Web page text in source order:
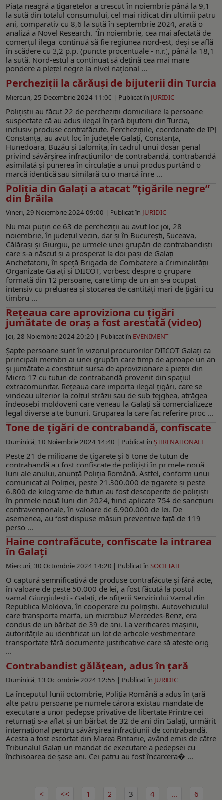
Piaţa neagră a ţigaretelor a crescut în noiembrie până la 9,1
la sută din totalul consumului, cel mai ridicat din ultimii patru
ani, comparativ cu 8,6 la sută în septembrie 2024, arată o
analiză a Novel Research. "În noiembrie, cea mai afectată de
comerţul ilegal continuă să fie regiunea nord-est, deşi se află
în scădere cu 3,2 p.p. (puncte procentuale - n.r.), până la 18,1
la sută. Nord-estul a continuat să deţină cea mai mare
pondere a pieţei negre la nivel naţional ...
Percheziții la cărăuși de bijuterii din Turcia
Miercuri, 25 Decembrie 2024 11:00 | Publicat în JURIDIC
Polițiștii au făcut 22 de percheziții domiciliare la persoane
suspectate că au adus ilegal în țară bijuterii din Turcia,
inclusiv produse contrafăcute. Perchezițiile, coordonate de IPJ
Constanța, au avut loc în județele Galaţi, Constanța,
Hunedoara, Buzău şi Ialomița, în cadrul unui dosar penal
privind săvârșirea infracțiunilor de contrabandă, contrabandă
asimilată și punerea în circulație a unui produs purtând o
marcă identică sau similară cu o marcă înre ...
Poliția din Galați a atacat ”țigările negre”
din Brăila
Vineri, 29 Noiembrie 2024 09:00 | Publicat în JURIDIC
Nu mai puțin de 63 de percheziții au avut loc joi, 28
noiembrie, în județul vecin, dar și în București, Suceava,
Călărași și Giurgiu, pe urmele unei grupări de contrabandiști
care s-a născut și a prosperat la doi pași de Galați
Anchetatorii, în speță Brigada de Combatere a Criminalității
Organizate Galați și DIICOT, vorbesc despre o grupare
formată din 12 persoane, care timp de un an s-a ocupat
intensiv cu preluarea și stocarea de cantități mari de țigări cu
timbru ...
Rețeaua care aproviziona cu țigări
jumătate de oraș a fost arestată (video)
Joi, 28 Noiembrie 2024 20:20 | Publicat în EVENIMENT
Șapte persoane sunt în vizorul procurorilor DIICOT Galați ca
principali membri ai unei grupări care timp de aproape un an
și jumătate a constituit sursa de aprovizionare a pieței din
Micro 17 cu tutun de contrabandă provenit din spațiul
extracomunitar. Rețeaua care importa ilegal țigări, care se
vindeau ulterior la colțul străzii sau de sub tejghea, atrăgea
îndeosebi moldoveni care veneau la Galați să comercializeze
legal diverse alte bunuri. Gruparea la care fac referire proc ...
Tone de țigări de contrabandă, confiscate
Duminică, 10 Noiembrie 2024 14:40 | Publicat în ŞTIRI NAŢIONALE
Peste 21 de milioane de ţigarete şi 6 tone de tutun de
contrabandă au fost confiscate de poliţişti în primele nouă
luni ale anului, anunţă Poliţia Română. Astfel, conform unui
comunicat al Poliţiei, peste 21.300.000 de ţigarete şi peste
6.800 de kilograme de tutun au fost descoperite de poliţişti
în primele nouă luni din 2024, fiind aplicate 754 de sancţiuni
contravenţionale, în valoare de 6.900.000 de lei. De
asemenea, au fost dispuse măsuri preventive faţă de 119
perso ...
Haine contrafăcute, confiscate la intrarea
în Galaţi
Miercuri, 30 Octombrie 2024 14:20 | Publicat în SOCIETATE
O captură semnificativă de produse contrafăcute și fără acte,
în valoare de peste 50.000 de lei, a fost făcută la postul
vamal Giurgiulești - Galați, de ofițerii Serviciului Vamal din
Republica Moldova, în cooperare cu poliţiştii. Autovehiculul
care transporta marfa, un microbuz Mercedes-Benz, era
condus de un bărbat de 39 de ani. La verificarea maşinii,
autoritățile au identificat un lot de articole vestimentare
transportate fără documente justificative care să ateste orig
...
Contrabandist gălăţean, adus în ţară
Duminică, 13 Octombrie 2024 12:55 | Publicat în JURIDIC
La începutul lunii octombrie, Poliția Română a adus în țară
alte patru persoane pe numele cărora existau mandate de
executare a unor pedepse privative de libertate Printre cei
returnaţi s-a aflat şi un bărbat de 32 de ani din Galați, urmărit
internațional pentru săvârșirea infracțiunii de contrabandă.
Acesta a fost escortat din Marea Britanie, având emis de către
Tribunalul Galați un mandat de executare a pedepsei cu
închisoarea de şase ani. Cei patru au fost încarcera� ...
1 2 3 4 ... 6